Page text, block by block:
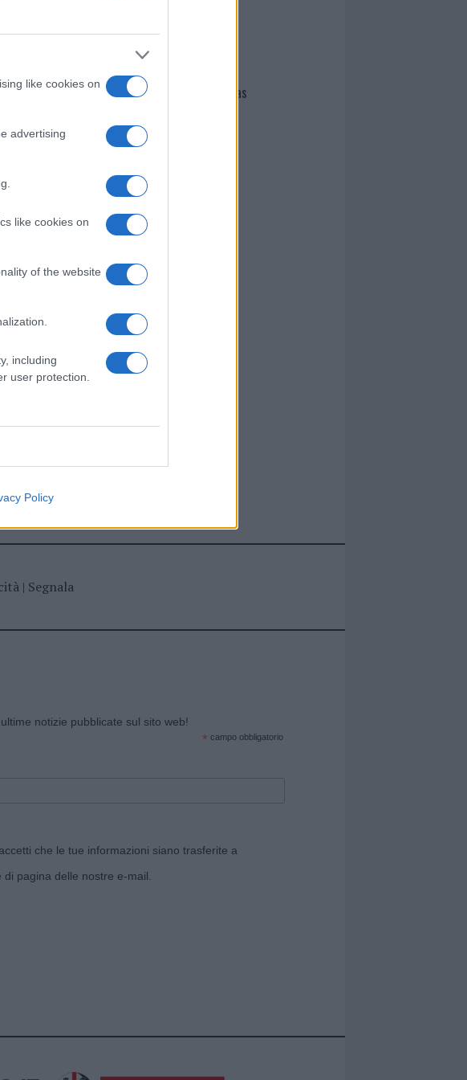
like cookies on
advertising
like cookies on
of the website
including
user protection.
Policy
Giovannimaria Cabras
| Segnala
notizie pubblicate sul sito web!
* campo obbligatorio
che le tue informazioni siano trasferite a
pagina delle nostre e-mail.